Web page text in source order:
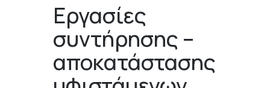
Εργασίες
συντήρησης –
αποκατάστασης